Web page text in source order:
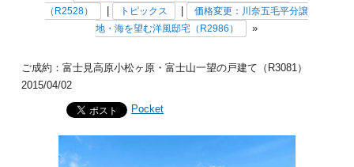
（R2528）
トピックス
価格変更：川奈五毛平分譲
地・海を望む洋風邸宅（R2986）
»
ご成約：富士見高原小松ヶ原・富士山一望の戸建て（R3081）
2015/04/02
Pocket